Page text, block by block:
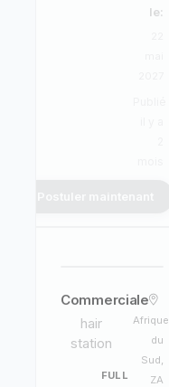
le:
Commerciale
hair
station
Afrique
du
Sud,
ZA
FULL